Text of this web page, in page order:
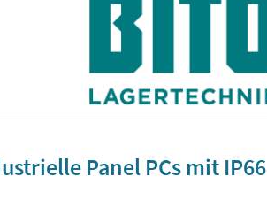
Panel PCs mit IP66